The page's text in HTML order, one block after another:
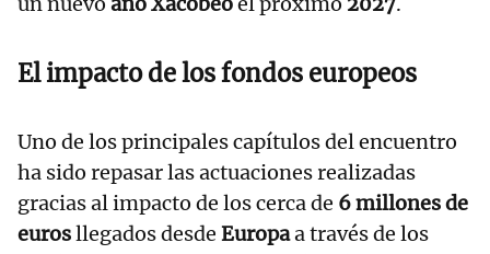
El impacto de losfondos europeos
Uno de los principales capítulos del encuentro
ha sido repasar las actuaciones realizadas
gracias al impacto de los cerca de 6 millones de
eurosllegados desde Europaa través de los